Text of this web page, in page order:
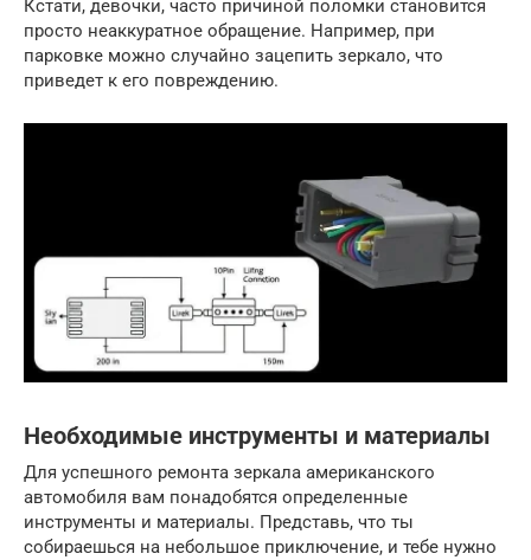
Кстати, девочки, часто причиной поломки становится
просто неаккуратное обращение. Например, при
парковке можно случайно зацепить зеркало, что
приведет к его повреждению.
Необходимые инструменты и материалы
Для успешного ремонта зеркала американского
автомобиля вам понадобятся определенные
инструменты и материалы. Представь, что ты
собираешься на небольшое приключение, и тебе нужно